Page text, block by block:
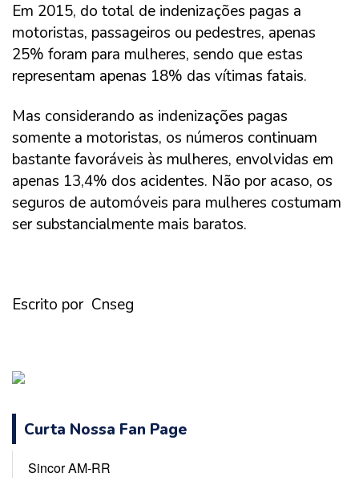
Em 2015, do total de indenizações pagas a
motoristas, passageiros ou pedestres, apenas
25% foram para mulheres, sendo que estas
representam apenas 18% das vítimas fatais.
Mas considerando as indenizações pagas
somente a motoristas, os números continuam
bastante favoráveis às mulheres, envolvidas em
apenas 13,4% dos acidentes. Não por acaso, os
seguros de automóveis para mulheres costumam
ser substancialmente mais baratos.
Escrito por Cnseg
Curta Nossa Fan Page
Sincor AM-RR